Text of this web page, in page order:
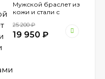
Мужской браслет из
кожи и стали с
Zancan EHB 041
25 200₽
19 950 ₽